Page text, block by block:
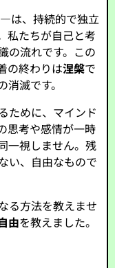
は、持続的で独立
私たちが自己と考
の流れです。この
の終わりは涅槃で
滅です。
ために、マインド
思考や感情が一時
一視しません。残
い、自由なもので
る方法を教えませ
由を教えました。